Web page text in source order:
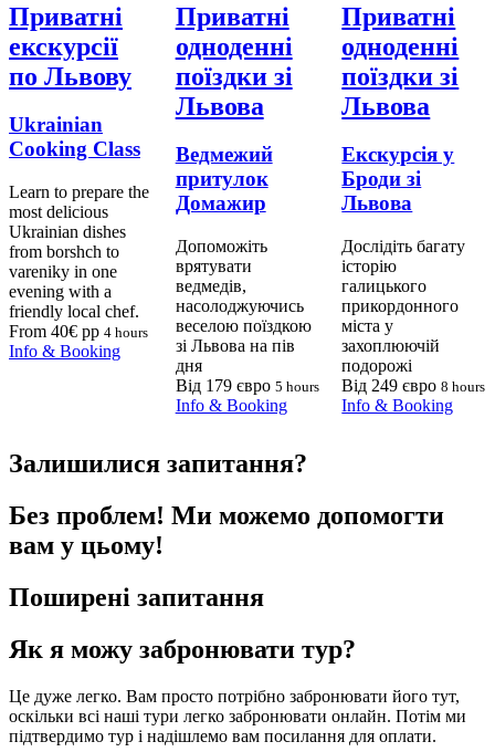
Приватні
екскурсії
по Львову
Ukrainian
Cooking Class
Learn to prepare the
most delicious
Ukrainian dishes
from borshch to
vareniky in one
evening with a
friendly local chef.
From 40€ pp 4 hours
Info & Booking
Приватні
одноденні
поїздки зі
Львова
Ведмежий
притулок
Домажир
Допоможіть
врятувати
ведмедів,
насолоджуючись
веселою поїздкою
зі Львова на пів
дня
Від 179 євро 5 hours
Info & Booking
Приватні
одноденні
поїздки зі
Львова
Екскурсія у
Броди зі
Львова
Дослідіть багату
історію
галицького
прикордонного
міста у
захоплюючій
подорожі
Від 249 євро8 hours
Info & Booking
Залишилися запитання?
Без проблем! Ми можемо допомогти
вам у цьому!
Поширені запитання
Як я можу забронювати тур?
Це дуже легко. Вам просто потрібно забронювати його тут,
оскільки всі наші тури легко забронювати онлайн. Потім ми
підтвердимо тур і надішлемо вам посилання для оплати.